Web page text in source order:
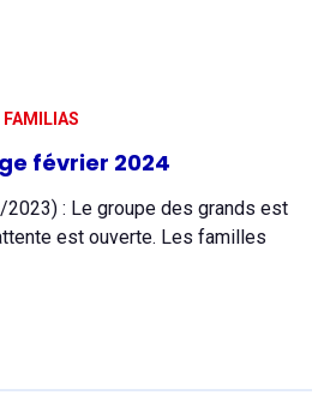
FAMILIAS
février 2024
2023) : Le groupe des grands est
est ouverte. Les familles